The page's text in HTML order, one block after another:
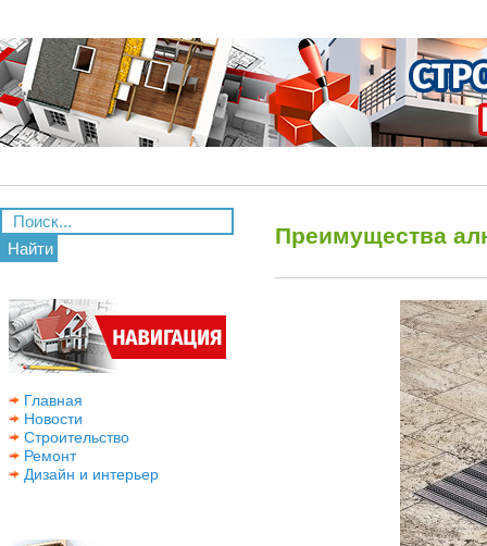
Найти
Главная
Новости
Строительство
Ремонт
Дизайн и интерьер
Преимущества